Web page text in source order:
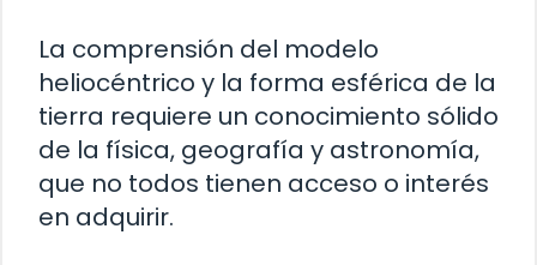
La comprensión del modelo
heliocéntrico y la forma esférica de la
tierra requiere un conocimiento sólido
de la física, geografía y astronomía,
que no todos tienen acceso o interés
en adquirir.